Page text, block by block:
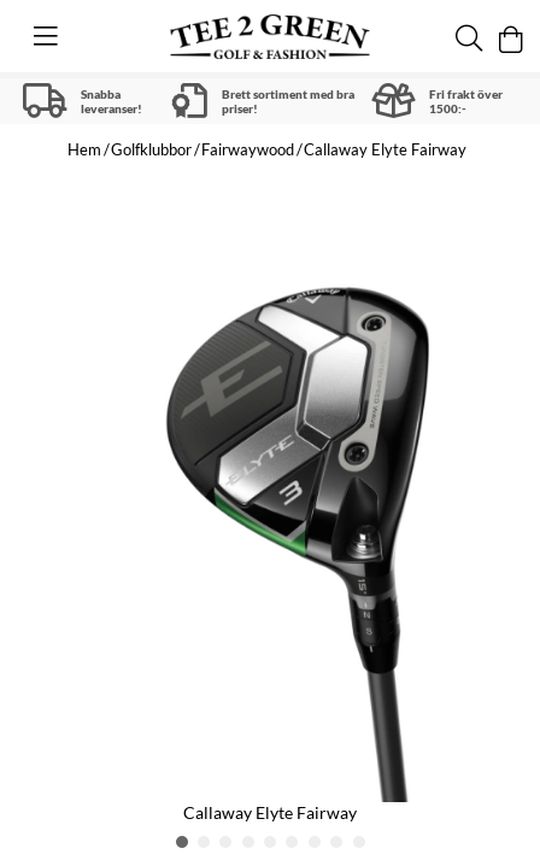
Snabba
leveranser!
Brett sortiment med bra
priser!
Fri frakt över
1500:-
Hem Golfklubbor Fairwaywood Callaway Elyte Fairway
Callaway Elyte Fairway